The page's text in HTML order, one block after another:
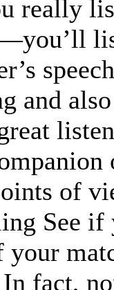
really
and
of
See
fact,